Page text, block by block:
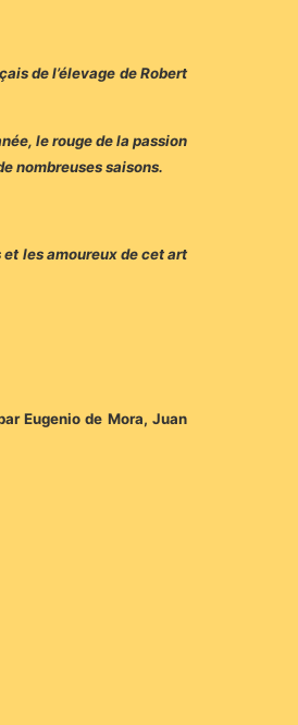
de l’élevage de Robert
le rouge de la passion
nombreuses saisons.
les amoureux de cet art
Eugenio de Mora, Juan